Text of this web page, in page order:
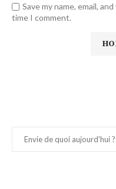
Save my name, email,
time I comment.